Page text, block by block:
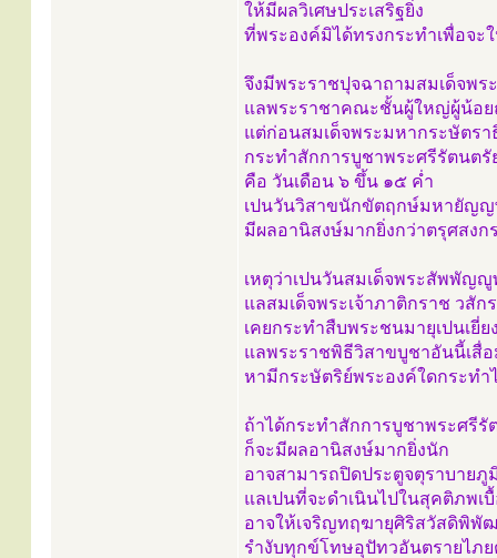
ให้มีผลวิเศษประเสริฐยิ่ง
ที่พระองค์มิได้ทรงกระทำเพื่อจะ
จึงมีพระราชปุจฉาถามสมเด็จพร
แลพระราชาคณะชั้นผู้ใหญ่ผู้น้อย
แต่ก่อนสมเด็จพระมหากระษัตรา
กระทำสักการบูชาพระศรีรัตนต
คือ วันเดือน ๖ ขึ้น ๑๕ ค่ำ
เปนวันวิสาขนักขัตฤกษ์มหายัญ
มีผลอานิสงษ์มากยิ่งกว่าตรุศสงก
เหตุว่าเปนวันสมเด็จพระสัพพัญ
แลสมเด็จพระเจ้าภาติกราช วสั
เคยกระทำสืบพระชนมายุเปนเ
แลพระราชพิธีวิสาขบูชาอันนี้เสื่
หามีกระษัตริย์พระองค์ใดกระทำ
ถ้าได้กระทำสักการบูชาพระศรี
ก็จะมีผลอานิสงษ์มากยิ่งนัก
อาจสามารถปิดประตูจตุราบายภู
แลเปนที่จะดำเนินไปในสุคติภพเ
อาจให้เจริญทฤฆายุศิริสวัสดิพิพั
รำงับทุกข์โทษอุปัทวอันตรายไภ